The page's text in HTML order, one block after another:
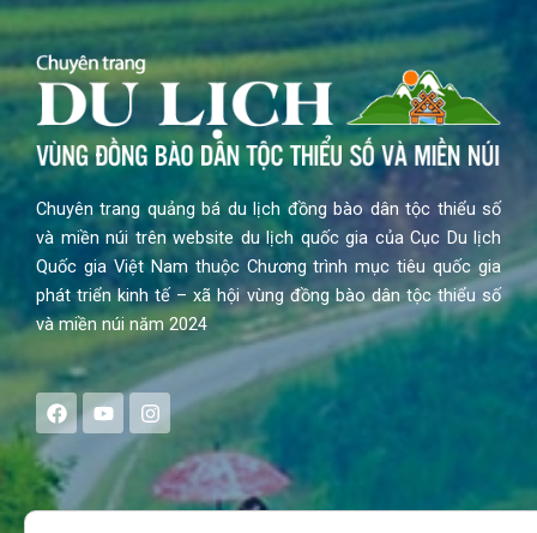
Chuyên trang quảng bá du lịch đồng bào dân tộc thiểu số
và miền núi trên website du lịch quốc gia của Cục Du lịch
Quốc gia Việt Nam thuộc Chương trình mục tiêu quốc gia
phát triển kinh tế – xã hội vùng đồng bào dân tộc thiểu số
và miền núi năm 2024
F
a
e
b
o
Y
o
t
u
b
I
n
s
a
g
Search